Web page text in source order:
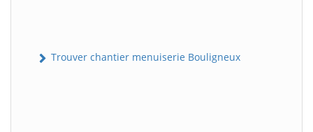
Trouver chantier menuiserie Bouligneux